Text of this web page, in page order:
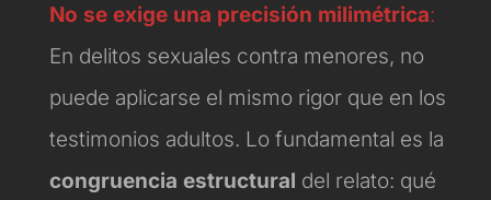
No se exige una precisión milimétrica:
En delitos sexuales contra menores, no
puede aplicarse el mismo rigor que en los
testimonios adultos. Lo fundamental es la
congruencia estructural del relato: qué